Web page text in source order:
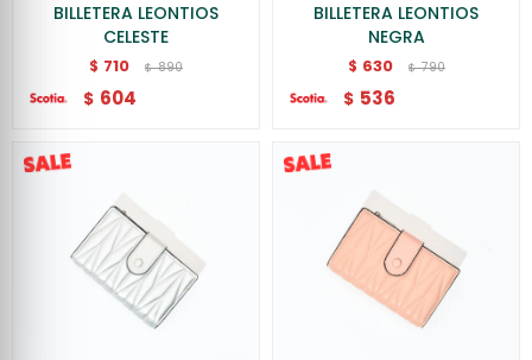
BILLETERA LEONTIOS
CELESTE
$ 710 $ 890
$ 604
BILLETERA LEONTIOS
NEGRA
$ 630 $ 790
$ 536